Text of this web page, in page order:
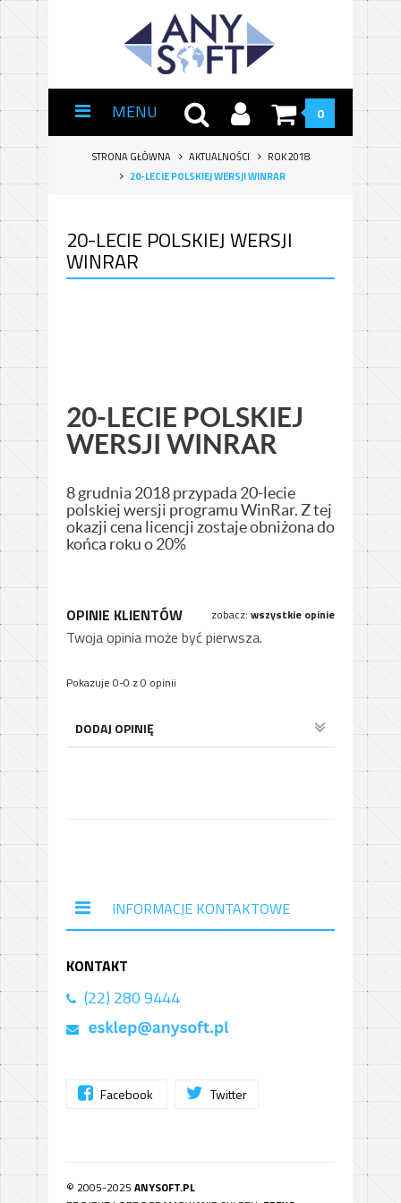
MENU 0
STRONA GŁÓWNA AKTUALNOŚCI
ROK 2018
20-LECIE POLSKIEJ WERSJI WINRAR
20-LECIE POLSKIEJ WERSJI
WINRAR
20-LECIE POLSKIEJ
WERSJI WINRAR
8 grudnia 2018 przypada 20-lecie
polskiej wersji programu WinRar. Z tej
okazji cena licencji zostaje obniżona do
końca roku o 20%
OPINIE KLIENTÓW zobacz: wszystkie opinie
Twoja opinia może być pierwsza.
Pokazuje 0-0 z 0 opinii
DODAJ OPINIĘ
INFORMACJE KONTAKTOWE
KONTAKT
(22) 280 9444
Facebook Twitter
© 2005-2025 ANYSOFT.PL